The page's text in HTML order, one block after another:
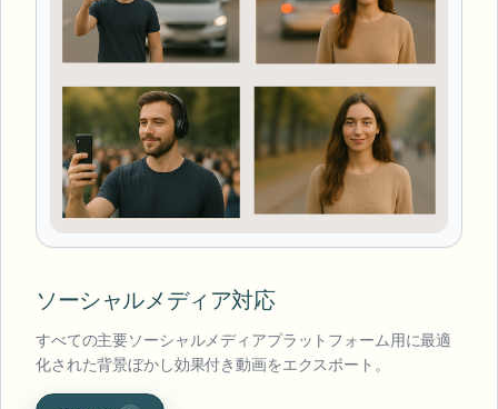
ソーシャルメディア対応
すべての主要ソーシャルメディアプラットフォーム用に最適
化された背景ぼかし効果付き動画をエクスポート。